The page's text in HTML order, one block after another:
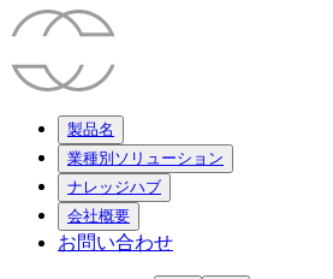
製品名
業種別ソリューション
ナレッジハブ
会社概要
お問い合わせ